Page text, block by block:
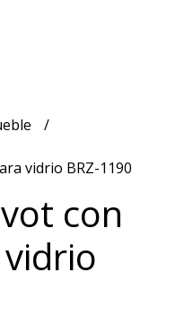
vidrio BRZ-1190
con